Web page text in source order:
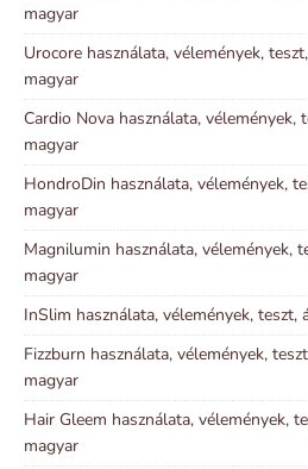
magyar
Urocore használata, vélemények,
magyar
Cardio Nova használata, vélemények,
magyar
HondroDin használata, vélemények,
magyar
Magnilumin használata, vélemények,
magyar
InSlim használata, vélemények, teszt,
Fizzburn használata, vélemények,
magyar
Hair Gleem használata, vélemények,
magyar